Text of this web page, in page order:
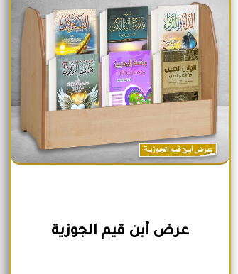
عرض أبن قيم الجوزية